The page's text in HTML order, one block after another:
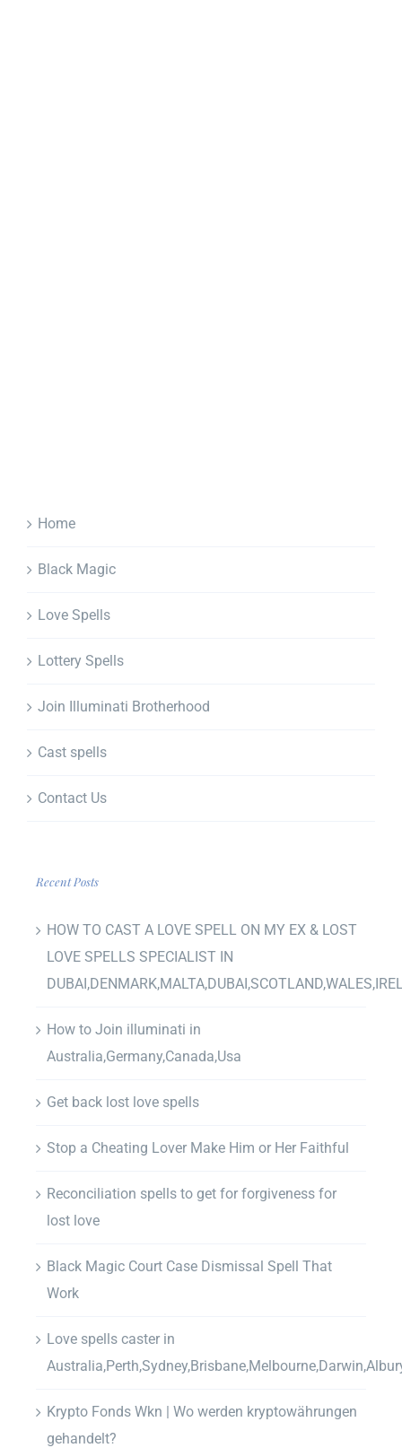
Home
Black Magic
Love Spells
Lottery Spells
Join Illuminati Brotherhood
Cast spells
Contact Us
Recent Posts
HOW TO CAST A LOVE SPELL ON MY EX & LOST
LOVE SPELLS SPECIALIST IN
How to Join illuminati in
Australia,Germany,Canada,Usa
Get back lost love spells
Stop a Cheating Lover Make Him or Her Faithful
Reconciliation spells to get for forgiveness for
lost love
Black Magic Court Case Dismissal Spell That
Work
Love spells caster in
Krypto Fonds Wkn | Wo werden kryptowährungen
gehandelt?